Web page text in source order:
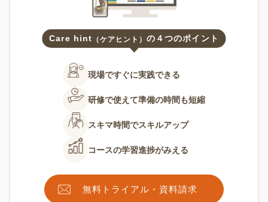
Care hint （ケアヒント）の４つのポイント
現場ですぐに実践できる
研修で使えて準備の時間も短縮
スキマ時間でスキルアップ
コースの学習進捗がみえる
無料トライアル・資料請求